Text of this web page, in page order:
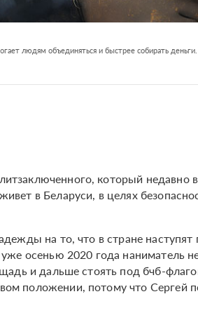
людям объединяться и быстрее собирать
который недавно
в Беларуси, в целях
на то, что в стране
осенью 2020 года наниматель
и дальше стоять под бчб-
положении, потому что Сергей